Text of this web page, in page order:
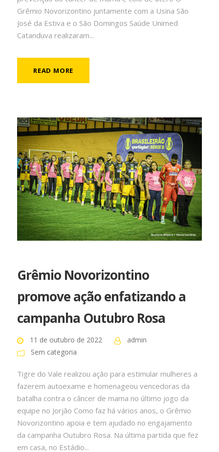
Grêmio Novorizontino juntamente com a Usina São
José da Estiva e o São Domingos Saúde Unimed
Catanduva realizaram...
READ MORE
Grêmio Novorizontino
promove ação enfatizando a
campanha Outubro Rosa
11 de outubro de 2022
admin
Sem categoria
Tigre do Vale realizou ação para estimular mulheres a
fazerem autoexame e homenageou vencedoras da
batalha contra o câncer de mama no último jogo da
equipe no Jorjão Como faz há vários anos, o Grêmio
Novorizontino apoia e tem ajudado no engajamento
da campanha Outubro Rosa. Na última partida que fez
em casa, no Estádio...